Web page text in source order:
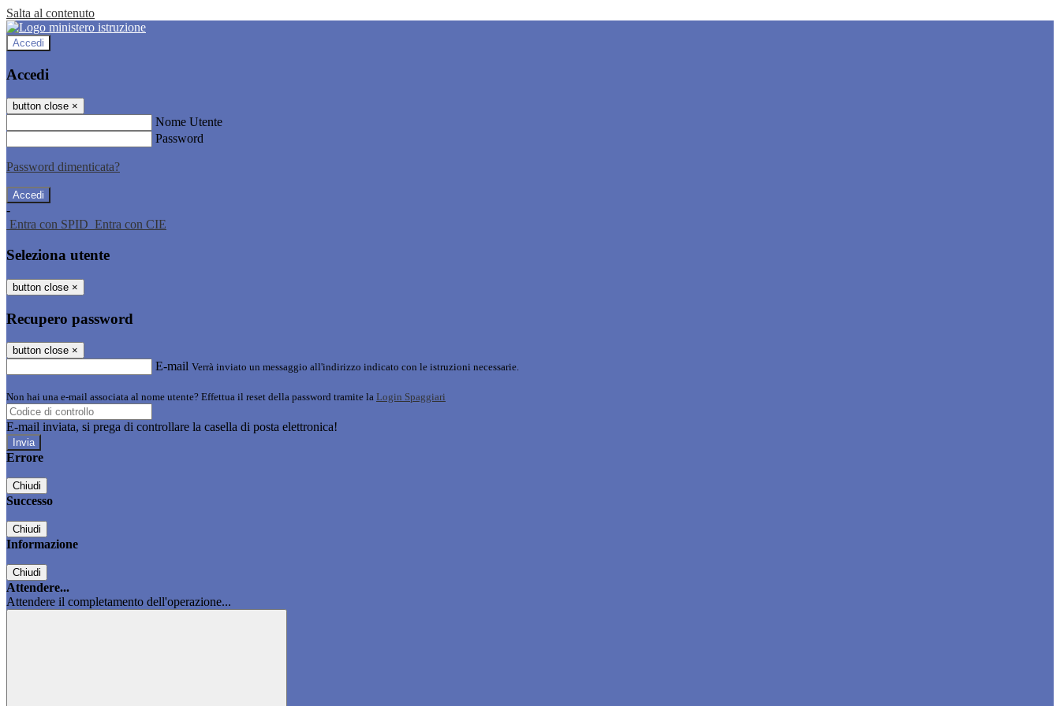
Salta al contenuto
Accedi
Accedi
button close ×
Nome Utente
Password
Password dimenticata?
-
Entra con SPID Entra con CIE
Seleziona utente
button close ×
Recupero password
button close ×
E-mail Verrà inviato un messaggio all'indirizzo indicato con le istruzioni necessarie.
Non hai una e-mail associata al nome utente? Effettua il reset della password tramite la Login Spaggiari
E-mail inviata, si prega di controllare la casella di posta elettronica!
Errore
Chiudi
Successo
Chiudi
Informazione
Chiudi
Attendere...
Attendere il completamento dell'operazione...